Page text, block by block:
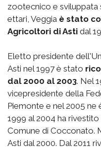
zootecnico e sviluppata
ettari, Veggia è stato
Agricoltori di Asti dal
Eletto presidente
Asti nel 1997 è stato
dal 2000 al 2003. Nel
vicepresidente della
Piemonte e nel 2005
1999 al 2004 ha
Comune di Cocconato.
Asti dal 2000. Dal 2011